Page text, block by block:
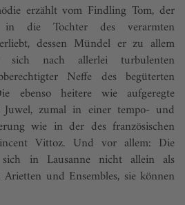
erzählt vom Findling Tom, der
in die Tochter des verarmten
dessen Mündel er zu allem
nach allerlei turbulenten
Neffe des begüterten
ebenso heitere wie aufgeregte
zumal in einer tempo- und
wie in der des französischen
Vittoz. Und vor allem: Die
in Lausanne nicht allein als
und Ensembles, sie können